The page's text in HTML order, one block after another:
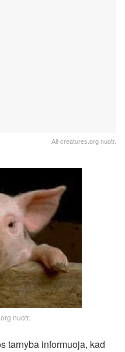
All-creatures.org nuotr.
nuotr.
tarnyba informuoja, kad